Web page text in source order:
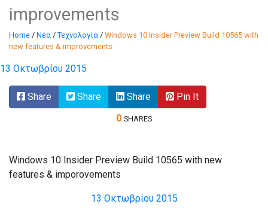
improvements
Home / Νέα / Τεχνολογία / Windows 10 Insider Preview Build 10565 with
new features & improvements
13 Οκτωβρίου 2015
Share Share Share
Pin It
0 SHARES
Windows 10 Insider Preview Build 10565 with new
features & imporovements
13 Οκτωβρίου 2015